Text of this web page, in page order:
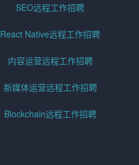
SEO远程工作招聘
React Native远程工作招聘
内容运营远程工作招聘
新媒体运营远程工作招聘
Blockchain远程工作招聘